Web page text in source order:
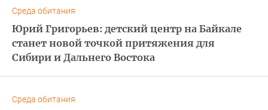
Среда обитания
Юрий Григорьев: детский центр на Байкале
станет новой точкой притяжения для
Сибири и Дальнего Востока
Среда обитания